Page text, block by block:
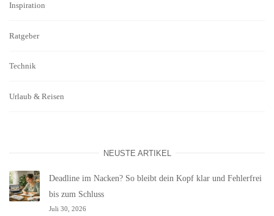
Inspiration
Ratgeber
Technik
Urlaub & Reisen
NEUSTE ARTIKEL
Deadline im Nacken? So bleibt dein Kopf klar und Fehlerfrei
bis zum Schluss
Juli 30, 2026